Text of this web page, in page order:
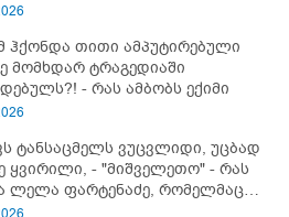
ჰქონდა თითი ამპუტირებული
მომხდარ ტრაგედიაში
- რას ამბობს ექიმი
ტანსაცმელს ვუცვლიდი, უცბად
ყვირილი, - "მიშველეთო" - რას
ლელა ფარტენაძე, რომელმაც
16 წლის ბიჭი ზღვაში